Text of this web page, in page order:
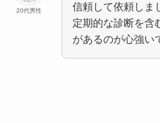
20代男性
信頼して依頼しま
定期的な診断を含
があるのが心強い